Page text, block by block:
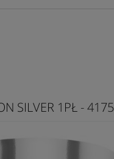
SILVER 1PŁ - 4175